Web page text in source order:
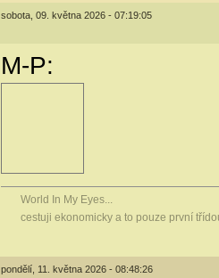
sobota, 09. května 2026 - 07:19:05
M-P:
World In My Eyes...
cestuji ekonomicky a to pouze první
pondělí, 11. května 2026 - 08:48:26